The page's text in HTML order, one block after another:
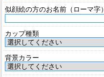
似顔絵の方のお名前（ローマ字）
カップ種類
背景カラー